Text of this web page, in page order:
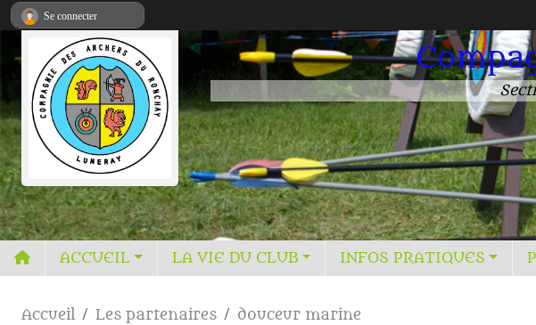
ACCUEIL LA VIE DU CLUB INFOS PRATIQUES
Accueil Les partenaires douceur marine
Se connecter
Panneau de gestion des cookies